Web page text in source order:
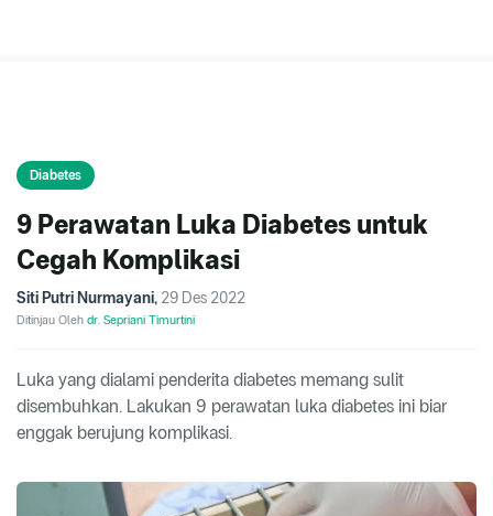
Diabetes
9 Perawatan Luka Diabetes untuk
Cegah Komplikasi
Siti Putri Nurmayani, 29 Des 2022
Ditinjau Oleh dr. Sepriani Timurtini
Luka yang dialami penderita diabetes memang sulit
disembuhkan. Lakukan 9 perawatan luka diabetes ini biar
enggak berujung komplikasi.